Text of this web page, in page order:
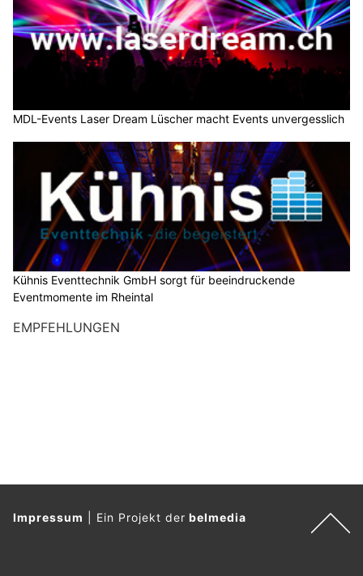
MDL-Events Laser Dream Lüscher macht Events unvergesslich
Kühnis Eventtechnik GmbH sorgt für beeindruckende
Eventmomente im Rheintal
EMPFEHLUNGEN
Impressum Ein Projekt derbelmedia